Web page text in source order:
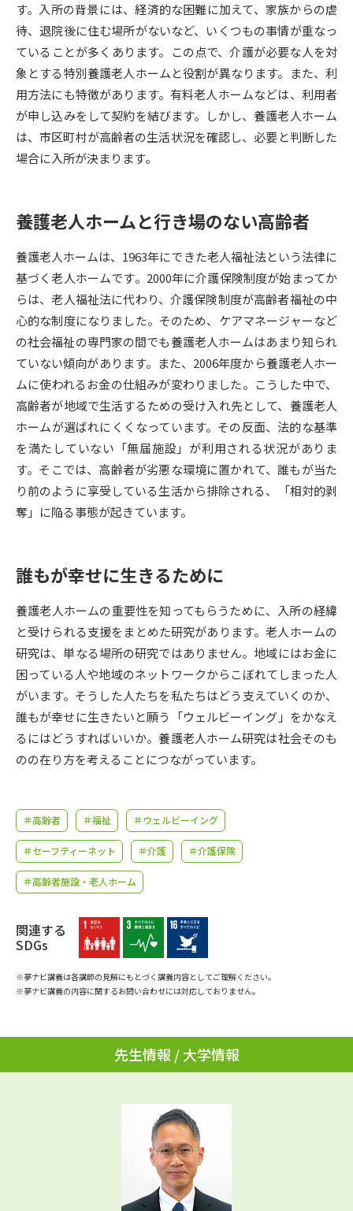
大学研究 大学検索
大学で学べる内容や特徴を調べる
新増設大学・学部・学科特集
国際・グローバルに強い大学特
デジタルパンフレット 進路の３択
新学年スタート号特集ページ
（高3生用）
新学年スタート号特集ページ
（高2生用）
SELFBRAND特集ページ
オープンキャンパスなどを調べる
オープンキャンパス検索 実施プログラムから探す
来場型・Web型イベント特集 夢ナビライブ
受験準備
志望校・出願校を調べる
併願校選び 受験スケジュールを立てよう
先輩が入学を決めた理由 テレメール全国一斉進学調査
新生活お役立ちガイド
学問発見 学問検索
大学で学びたい学問発見
学問のミニ講義「夢ナビ講義」 学問分野解説
ユーザーサポート
Ｑ＆Ａ よくあるご質問 大学進学IDについて
受付内容・発送状況の確認
テレメール
テレメール進学カタログ
訂正のご案内
す。入所の背景には、経済的な困難に加えて、家族からの虐
待、退院後に住む場所がないなど、いくつもの事情が重なっ
ていることが多くあります。この点で、介護が必要な人を対
象とする特別養護老人ホームと役割が異なります。また、利
用方法にも特徴があります。有料老人ホームなどは、利用者
が申し込みをして契約を結びます。しかし、養護老人ホーム
は、市区町村が高齢者の生活状況を確認し、必要と判断した
場合に入所が決まります。
養護老人ホームと行き場のない高齢者
養護老人ホームは、1963年にできた老人福祉法という法律に
基づく老人ホームです。2000年に介護保険制度が始まってか
らは、老人福祉法に代わり、介護保険制度が高齢者福祉の中
心的な制度になりました。そのため、ケアマネージャーなど
の社会福祉の専門家の間でも養護老人ホームはあまり知られ
ていない傾向があります。また、2006年度から養護老人ホー
ムに使われるお金の仕組みが変わりました。こうした中で、
高齢者が地域で生活するための受け入れ先として、養護老人
ホームが選ばれにくくなっています。その反面、法的な基準
を満たしていない「無届施設」が利用される状況がありま
す。そこでは、高齢者が劣悪な環境に置かれて、誰もが当た
り前のように享受している生活から排除される、「相対的剥
奪」に陥る事態が起きています。
誰もが幸せに生きるために
養護老人ホームの重要性を知ってもらうために、入所の経緯
と受けられる支援をまとめた研究があります。老人ホームの
研究は、単なる場所の研究ではありません。地域にはお金に
困っている人や地域のネットワークからこぼれてしまった人
がいます。そうした人たちを私たちはどう支えていくのか、
誰もが幸せに生きたいと願う「ウェルビーイング」をかなえ
るにはどうすればいいか。養護老人ホーム研究は社会そのも
のの在り方を考えることにつながっています。
＃高齢者 ＃福祉 ＃ウェルビーイング
＃セーフティーネット ＃介護 ＃介護保険
＃高齢者施設・老人ホーム
関連する
SDGs
※夢ナビ講義は各講師の見解にもとづく講義内容としてご理解ください。
※夢ナビ講義の内容に関するお問い合わせには対応しておりません。
先生情報 / 大学情報